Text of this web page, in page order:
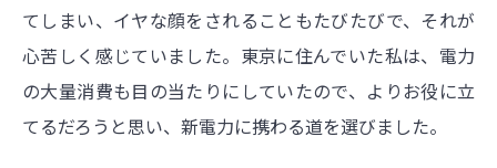
てしまい、イヤな顔をされることもたびたびで、それが
心苦しく感じていました。東京に住んでいた私は、電力
の大量消費も目の当たりにしていたので、よりお役に立
てるだろうと思い、新電力に携わる道を選びました。